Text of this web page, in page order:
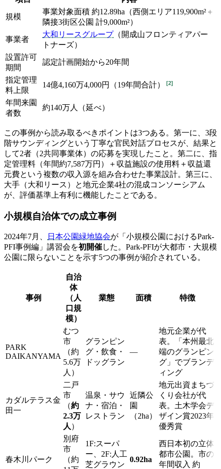
規模
事業対象面積 約12.89ha（西側エリア119,900m²＋
隣接3街区公園 計9,000m²）
事業者
大和リースグループ（開成山フロンティアパー
トナーズ）
設置許可
期間
認定計画開始から20年間
指定管理
料上限
14億4,160万4,000円（19年間合計） [2]
年間来園
者数
約140万人（延べ）
この事例から読み取るべきポイントは3つある。第一に、3段
階サウンディングという丁寧な官民対話プロセスが、結果と
して2者（2共同事業体）の応募を実現したこと。第二に、指
定管理料（年間約7,587万円）＋収益施設の使用料＋収益還
元費という複数の収入源を組み合わせた事業設計。第三に、
大手（大和リース）と地元企業4社の混成コンソーシアム
が、評価基準上有利に機能したことである。
小規模自治体での成立事例
2024年7月、 日本公園緑地協会が「小規模公園におけるPark-
PFI事例編」講習会を初開催した。Park-PFIが大都市・大規模
公園に限らないことを示す5つの事例が紹介されている。
事例
自治
体
（人
口規
模）
業態 面積 特徴
PARK
DAIKANYAMA
むつ
市
（約
5.6万
人）
グランピン
グ・飲食・
ドッグラン
—
地元企業が代
表。「本州最北
端のグランピン
グ」でブランデ
ィング
カダルテラス金
田一
二戸
市
（約
2.3万
人）
温泉・サウ
ナ・宿泊・
レストラン
近隣公
園
（2ha）
地元出資まちづ
くり会社が代
表。土木学会デ
ザイン賞2023年
優秀賞
春木川パーク
別府
市
（約
1F:スーパ
ー、2F:人工
芝グラウン
0.92ha
西日本初の立体
都市公園。市の
年間収入 約